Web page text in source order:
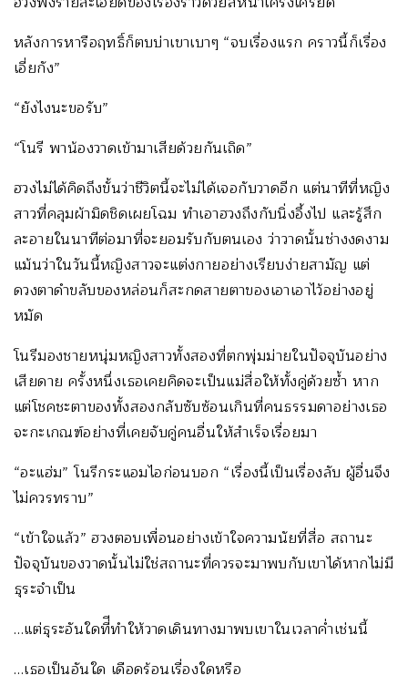
หลังการหารือฤทธิ์ก็ตบบ่าเขาเบาๆ “จบเรื่องแรก คราวนี้ก็เรื่อง
เอี่ยกัง”
“ยังไงนะขอรับ”
“โนรี พาน้องวาดเข้ามาเสียด้วยกันเถิด”
ฮวงไม่ได้คิดถึงขั้นว่าชีวิตนี้จะไม่ได้เจอกับวาดอีก แต่นาทีที่หญิง
สาวที่คลุมผ้ามิดชิดเผยโฉม ทำเอาฮวงถึงกับนิ่งอึ้งไป และรู้สึก
ละอายในนาทีต่อมาที่จะยอมรับกับตนเอง ว่าวาดนั้นช่างงดงาม
แม้นว่าในวันนี้หญิงสาวจะแต่งกายอย่างเรียบง่ายสามัญ แต่
ดวงตาดำขลับของหล่อนก็สะกดสายตาของเอาเอาไว้อย่างอยู่
หมัด
โนรีมองชายหนุ่มหญิงสาวทั้งสองที่ตกพุ่มม่ายในปัจจุบันอย่าง
เสียดาย ครั้งหนึ่งเธอเคยคิดจะเป็นแม่สื่อให้ทั้งคู่ด้วยซ้ำ หาก
แต่โชคชะตาของทั้งสองกลับซับซ้อนเกินที่คนธรรมดาอย่างเธอ
จะกะเกณฑ์อย่างที่เคยจับคู่คนอื่นให้สำเร็จเรื่อยมา
“อะแฮ่ม” โนรีกระแอมไอก่อนบอก “เรื่องนี้เป็นเรื่องลับ ผู้อื่นจึง
ไม่ควรทราบ”
“เข้าใจแล้ว” ฮวงตอบเพื่อนอย่างเข้าใจความนัยที่สื่อ สถานะ
ปัจจุบันของวาดนั้นไม่ใช่สถานะที่ควรจะมาพบกับเขาได้หากไม่มี
ธุระจำเป็น
…แต่ธุระอันใดที่ีทำให้วาดเดินทางมาพบเขาในเวลาค่ำเช่นนี้
…เธอเป็นอันใด เดือดร้อนเรื่องใดหรือ